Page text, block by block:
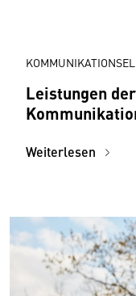
Leistungen
Weiterlesen